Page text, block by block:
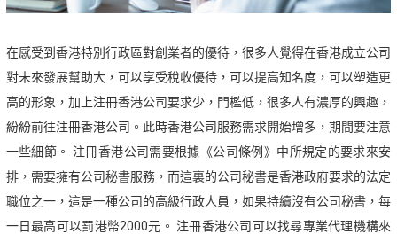
在感受到香港特別行政區對創業者的優待，很多人覺得在香港成立公司
對未來發展幫助大，可以享受稅收優待，可以提高知名度，可以塑造更
高的形象，加上注冊香港公司要求少，門檻低，很多人有濃厚的興趣，
紛紛前往注冊香港公司。此時香港公司服務需求開始增多，期間要注意
一些細節。 注冊香港公司需要根據《公司條例》中所規定的要求來安
排，需要擁有公司秘書服務，而這裏的公司秘書是香港政府要求的法定
職位之一，這是一種公司的高級行政人員，如果持續沒有公司秘書，每
一日最高可以罰港幣2000元。 注冊香港公司可以找尋專業代理機構來